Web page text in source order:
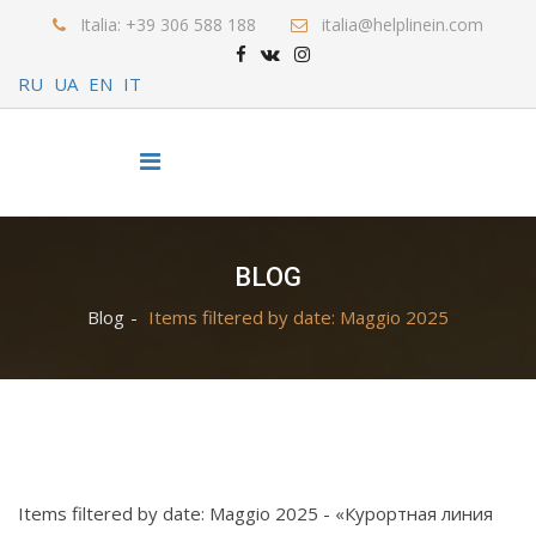
Italia: +39 306 588 188 italia@helplinein.com
RU UA EN IT
BLOG
Blog Items filtered by date: Maggio 2025
Items filtered by date: Maggio 2025 - «Курортная линия